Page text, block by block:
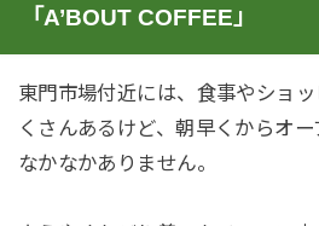
「A’BOUT COFFEE」
東門市場付近には、食事やショ
くさんあるけど、朝早くからオ
なかなかありません。